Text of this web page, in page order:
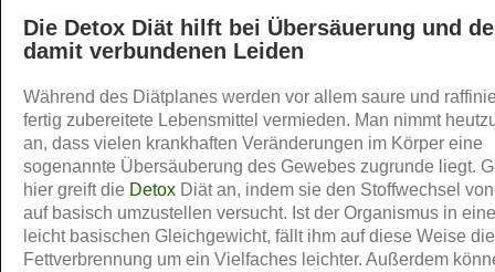
Die Detox Diät hilft bei Übersäuerung und
damit verbundenen Leiden
Während des Diätplanes werden vor allem saure und
fertig zubereitete Lebensmittel vermieden. Man nimmt
an, dass vielen krankhaften Veränderungen im Körper eine
sogenannte Übersäuberung des Gewebes zugrunde liegt.
hier greift die Detox Diät an, indem sie den Stoffwechsel
auf basisch umzustellen versucht. Ist der Organismus in
leicht basischen Gleichgewicht, fällt ihm auf diese Weise die
Fettverbrennung um ein Vielfaches leichter. Außerdem